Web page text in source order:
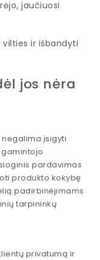
jaučiuosi
ir išbandyti
jos nėra
negalima įsigyti
pardavimas
produkto kokybę
padirbinėjimams
tarpininkų
privatumą ir